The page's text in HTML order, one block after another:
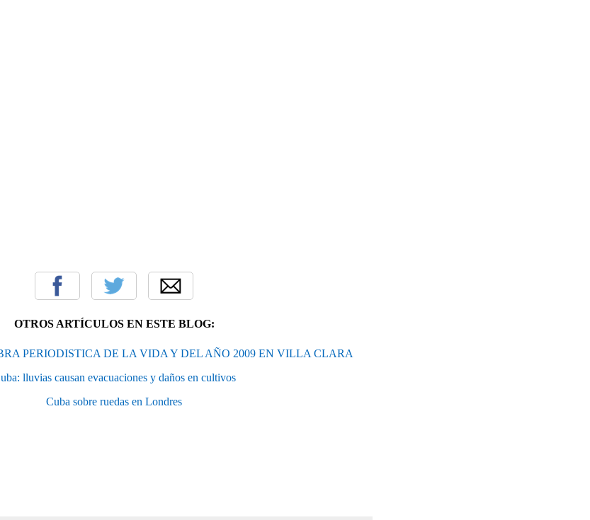
OTROS ARTÍCULOS EN ESTE BLOG:
PERIODISTICA DE LA VIDA Y DEL AÑO 2009 EN VILLA CLARA
lluvias causan evacuaciones y daños en cultivos
Cuba sobre ruedas en Londres